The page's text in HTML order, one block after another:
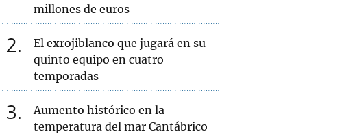
millones de euros
2
El exrojiblanco que jugará en su
quinto equipo en cuatro
temporadas
3
Aumento histórico en la
temperatura del mar Cantábrico